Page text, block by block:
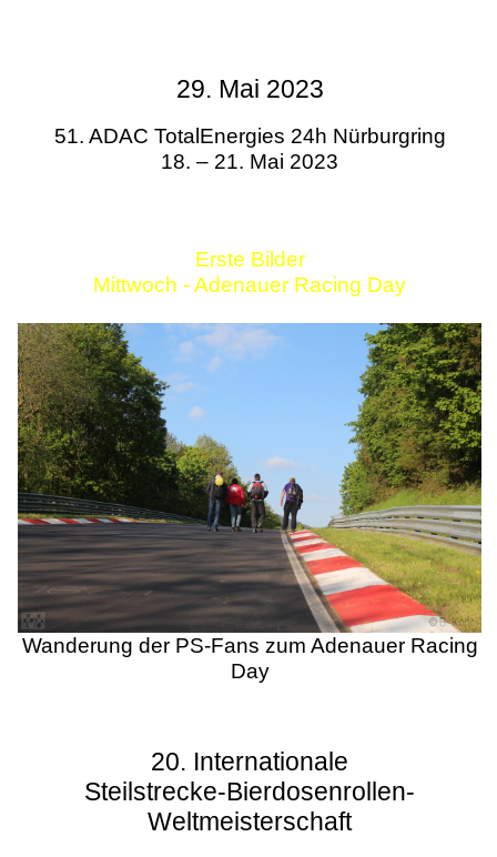
29. Mai 2023
51. ADAC TotalEnergies 24h Nürburgring
18. – 21. Mai 2023
Erste Bilder
Mittwoch - Adenauer Racing Day
Wanderung der PS-Fans zum Adenauer Racing
Day
20. Internationale
Steilstrecke-Bierdosenrollen-
Weltmeisterschaft